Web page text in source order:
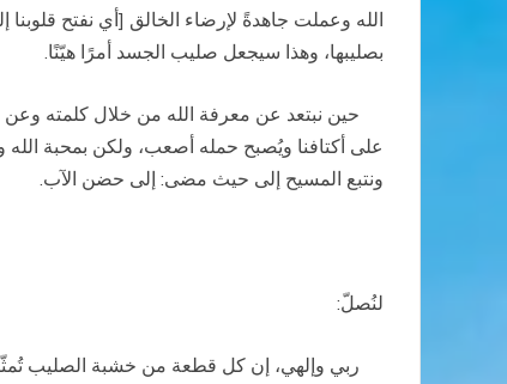
الله وعملت جاهدةً لإرضاء الخالق [أي نفتح
بصليبها، وهذا سيجعل صليب الجسد أمرًا هيّنًا.
حين نبتعد عن معرفة الله من خلال كلمته وعن
على أكتافنا ويُصبح حمله أصعب، ولكن بمحبة الله
ونتبع المسيح إلى حيث مضى: إلى حضن الآب.
لنُصلّ:
ربي وإلهي، إن كل قطعة من خشبة الصليب تُمثّل